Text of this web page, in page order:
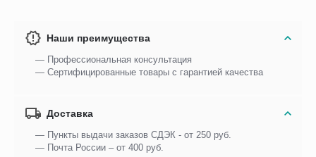
Наши преимущества
— Профессиональная консультация
— Сертифицированные товары с гарантией качества
Доставка
— Пункты выдачи заказов СДЭК - от 250 руб.
— Почта России – от 400 руб.